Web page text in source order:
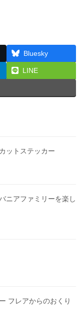
Bluesky
LINE
トステッカー
アファミリーを楽し
フレアからのおくり